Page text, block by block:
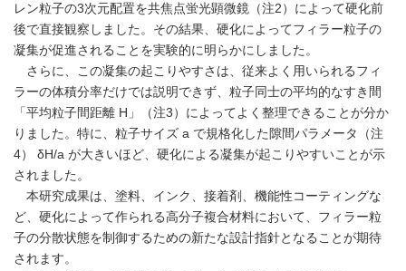
レン粒子の3次元配置を共焦点蛍光顕微鏡（注2）によって硬化前
後で直接観察しました。その結果、硬化によってフィラー粒子の
凝集が促進されることを実験的に明らかにしました。
さらに、この凝集の起こりやすさは、従来よく用いられるフィ
ラーの体積分率だけでは説明できず、粒子同士の平均的なすき間
「平均粒子間距離 H」（注3）によってよく整理できることが分か
りました。特に、粒子サイズ a で規格化した隙間パラメータ（注
4） δH/a が大きいほど、硬化による凝集が起こりやすいことが示
されました。
本研究成果は、塗料、インク、接着剤、機能性コーティングな
ど、硬化によって作られる高分子複合材料において、フィラー粒
子の分散状態を制御するための新たな設計指針となることが期待
されます。